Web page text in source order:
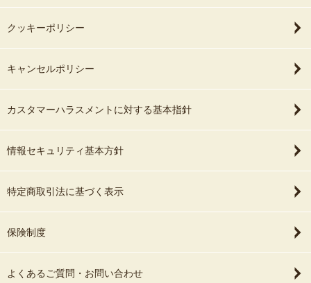
クッキーポリシー
キャンセルポリシー
カスタマーハラスメントに対する基本指針
情報セキュリティ基本方針
特定商取引法に基づく表示
保険制度
よくあるご質問・お問い合わせ